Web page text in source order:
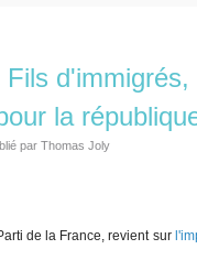
la
par Thomas Joly
de la France, revient sur